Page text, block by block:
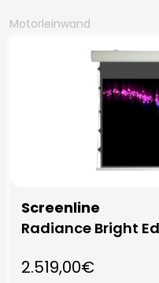
Motorleinwand
Screenline
Radiance Bright
2.519,00€